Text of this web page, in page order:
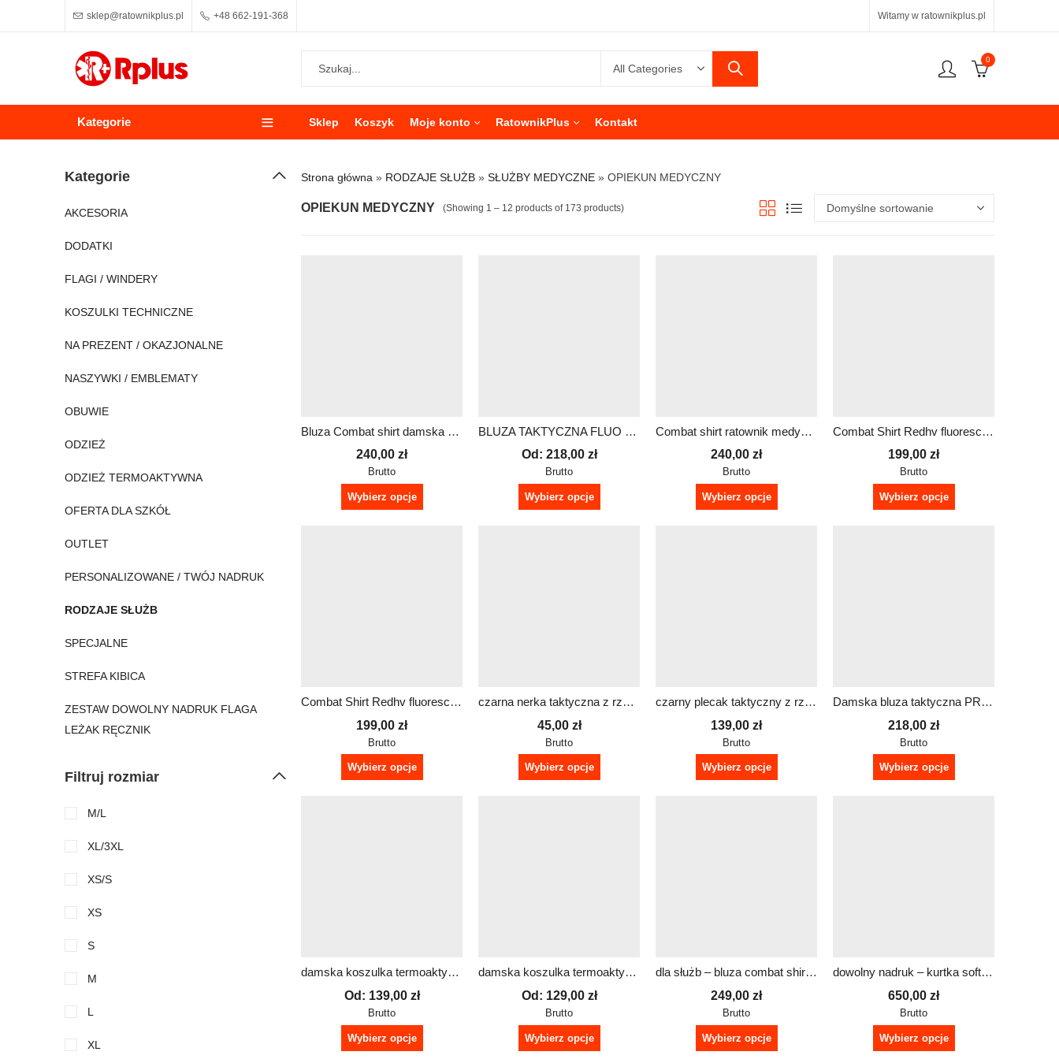
sklep@ratownikplus.pl +48 662-191-368 Witamy w ratownikplus.pl
0
Kategorie Sklep Koszyk Moje konto RatownikPlus Kontakt
Strona główna » RODZAJE SŁUŻB » SŁUŻBY MEDYCZNE » OPIEKUN MEDYCZNY
OPIEKUN MEDYCZNY (Showing 1 – 12 products of 173 products)
Bluza Combat shirt damska – redhv | Dowolny napis
240,00 zł
Brutto
Wybierz opcje
BLUZA TAKTYCZNA FLUO BEZ KAPTURA – MĘSKA | logo PRM plus możliwość personalizacji
Od: 218,00 zł
Brutto
Wybierz opcje
Combat shirt ratownik medyczny | Logo + Napis
240,00 zł
Brutto
Wybierz opcje
Combat Shirt Redhv fluorescencyjne rękawy bluza damska
199,00 zł
Brutto
Wybierz opcje
Combat Shirt Redhv fluorescencyjne rękawy bluza męska
199,00 zł
Brutto
Wybierz opcje
czarna nerka taktyczna z rzepem z dowolnym napisem
45,00 zł
Brutto
Wybierz opcje
czarny plecak taktyczny z rzepem z dowolnym napisem
139,00 zł
Brutto
Wybierz opcje
Damska bluza taktyczna PRM z odblaskowym nadrukiem | dowolny tekst
218,00 zł
Brutto
Wybierz opcje
damska koszulka termoaktywna z długim rękawem SHAPE dowolny nadruk
Od: 139,00 zł
Brutto
Wybierz opcje
damska koszulka termoaktywna z krótkim rękawem SHAPE dowolny nadruk
Od: 129,00 zł
Brutto
Wybierz opcje
dla służb – bluza combat shirt unisex
249,00 zł
Brutto
Wybierz opcje
dowolny nadruk – kurtka softshell FLAREX damska
650,00 zł
Brutto
Wybierz opcje
Kategorie
AKCESORIA
DODATKI
FLAGI / WINDERY
KOSZULKI TECHNICZNE
NA PREZENT / OKAZJONALNE
NASZYWKI / EMBLEMATY
OBUWIE
ODZIEŻ
ODZIEŻ TERMOAKTYWNA
OFERTA DLA SZKÓŁ
OUTLET
PERSONALIZOWANE / TWÓJ NADRUK
RODZAJE SŁUŻB
SPECJALNE
STREFA KIBICA
ZESTAW DOWOLNY NADRUK FLAGA
LEŻAK RĘCZNIK
Filtruj rozmiar
M/L
XL/3XL
XS/S
XS
S
M
L
XL